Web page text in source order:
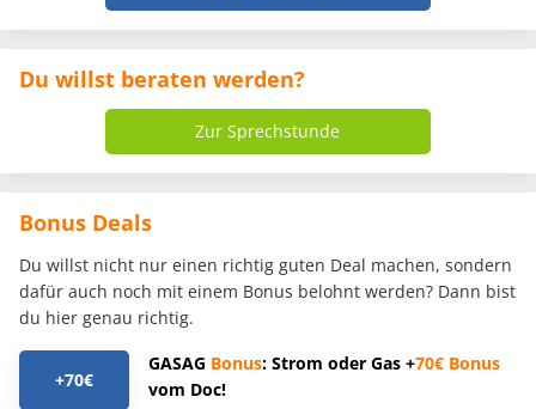
Du willst beraten werden?
Zur Sprechstunde
Bonus Deals
Du willst nicht nur einen richtig guten Deal machen, sondern
dafür auch noch mit einem Bonus belohnt werden? Dann bist
du hier genau richtig.
+70€
GASAG Bonus: Strom oder Gas +70€ Bonus
vom Doc!